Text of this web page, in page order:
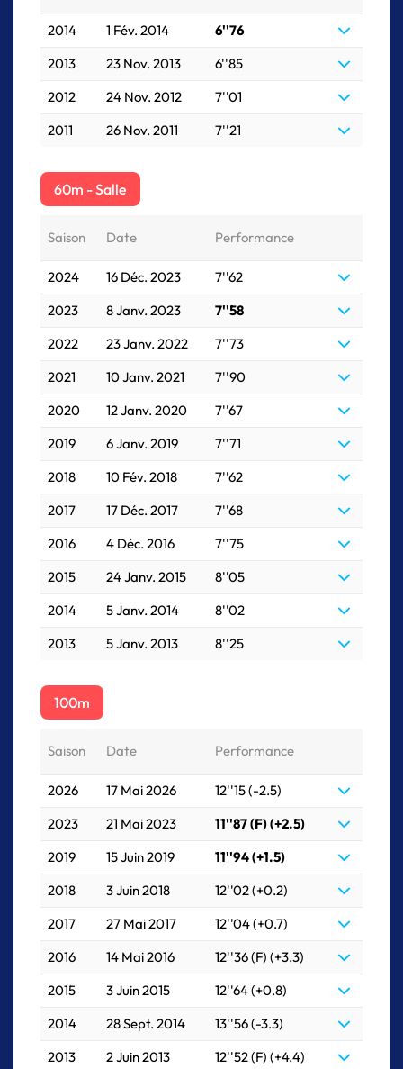
2014 1 Fév. 2014
6''76
2013
23 Nov. 2013
6''85
2012
24 Nov. 2012
7''01
2011
26 Nov. 2011 7''21
60m - Salle
Saison Date Performance
2024 16 Déc. 2023
7''62
2023
8 Janv. 2023
7''58
2022
23 Janv. 2022
7''73
2021
10 Janv. 2021
7''90
2020
12 Janv. 2020
7''67
2019
6 Janv. 2019
7''71
2018
10 Fév. 2018
7''62
2017
17 Déc. 2017
7''68
2016
4 Déc. 2016
7''75
2015
24 Janv. 2015
8''05
2014
5 Janv. 2014
8''02
2013
5 Janv. 2013 8''25
100m
Saison Date Performance
2026 17 Mai 2026
12''15 (-2.5)
2023
21 Mai 2023
11''87 (F) (+2.5)
2019
15 Juin 2019
11''94 (+1.5)
2018
3 Juin 2018
12''02 (+0.2)
2017
27 Mai 2017
12''04 (+0.7)
2016
14 Mai 2016
12''36 (F) (+3.3)
2015
3 Juin 2015
12''64 (+0.8)
2014
28 Sept. 2014
13''56 (-3.3)
2013
2 Juin 2013
12''52 (F) (+4.4)